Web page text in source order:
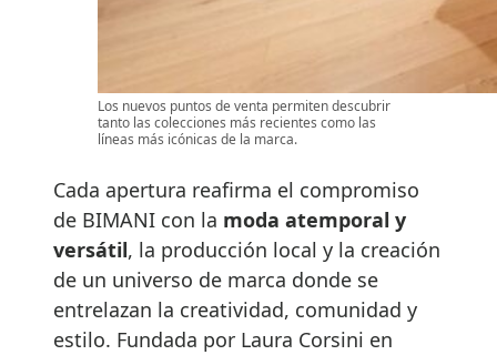
Los nuevos puntos de venta permiten descubrir
tanto las colecciones más recientes como las
líneas más icónicas de la marca.
Cada apertura reafirma el compromiso
de BIMANI con la moda atemporal y
versátil, la producción local y la creación
de un universo de marca donde se
entrelazan la creatividad, comunidad y
estilo. Fundada por Laura Corsini en